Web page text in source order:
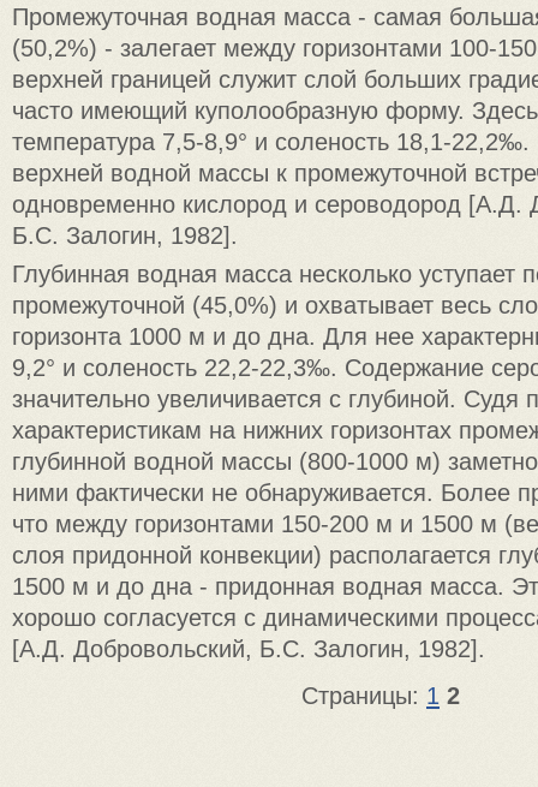
Промежуточная водная масса - самая
(50,2%) - залегает между горизонтами 100-
верхней границей служит слой больших
часто имеющий куполообразную форму.
температура 7,5-8,9° и соленость 18,1-22,2‰.
верхней водной массы к промежуточной
одновременно кислород и сероводород [А.Д.
Б.С. Залогин, 1982].
Глубинная водная масса несколько уступает
промежуточной (45,0%) и охватывает весь
горизонта 1000 м и до дна. Для нее
9,2° и соленость 22,2-22,3‰. Содержание
значительно увеличивается с глубиной.
характеристикам на нижних горизонтах
глубинной водной массы (800-1000 м)
ними фактически не обнаруживается. Более
что между горизонтами 150-200 м и 1500 м
слоя придонной конвекции) располагается
1500 м и до дна - придонная водная масса.
хорошо согласуется с динамическими
[А.Д. Добровольский, Б.С. Залогин, 1982].
Страницы: 1 2